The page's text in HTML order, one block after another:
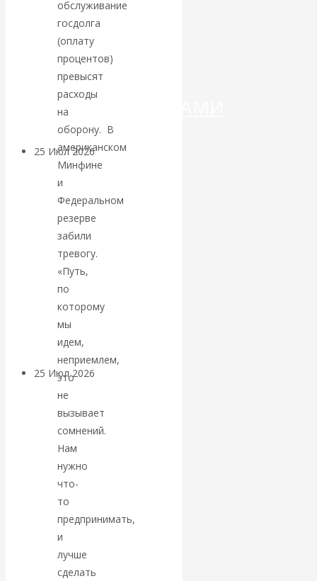
ДЕНЕГ»: КИТАЙ
ВЕДЁТ БОРЬБУ
КРИПТОВАЛЮТАМИ
25 Июл 2026Геополитика
Валентин
КАтасонов.
Может ли
Америка
покинуть НАТО?
25 Июл 2026
интервью и беседы
«Об этом
молчат»:
экономист
Валентин
Катасонов
обслуживание
госдолга
(оплату
процентов)
превысят
расходы
на
оборону. В
американском
Минфине
и
Федеральном
резерве
забили
тревогу.
«Путь,
по
которому
мы
идем,
неприемлем,
это
не
вызывает
сомнений.
Нам
нужно
что-
то
предпринимать,
и
лучше
сделать